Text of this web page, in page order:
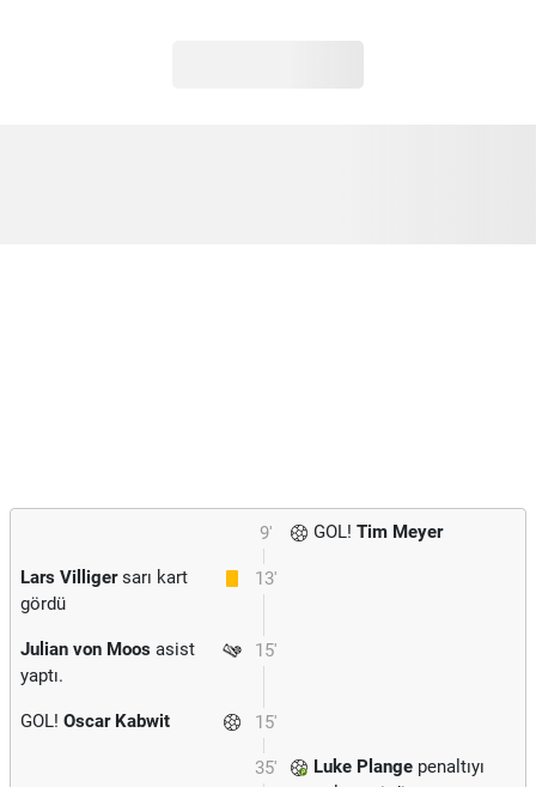
9' GOL! Tim Meyer
13'
Lars Villigersarı kart
gördü
15'
Julian von Moos asist
yaptı.
15'
GOL! Oscar Kabwit
35' Luke Plange penaltıyı